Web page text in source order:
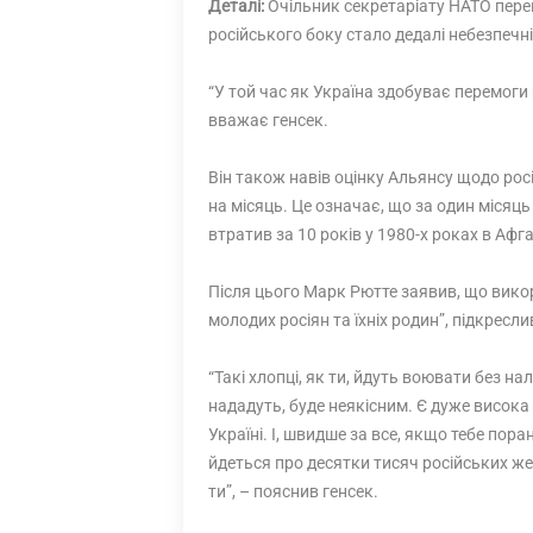
Деталі: Очільник секретаріату НАТО
російського боку стало дедалі
“У той час як Україна здобуває перемоги
вважає генсек.
Він також навів оцінку Альянсу щодо
на місяць. Це означає, що за один
втратив за 10 років у 1980-х роках в
Після цього Марк Рютте заявив, що
молодих росіян та їхніх родин”,
“Такі хлопці, як ти, йдуть воювати без
нададуть, буде неякісним. Є дуже
Україні. І, швидше за все, якщо тебе
йдеться про десятки тисяч російських
ти”, – пояснив генсек.